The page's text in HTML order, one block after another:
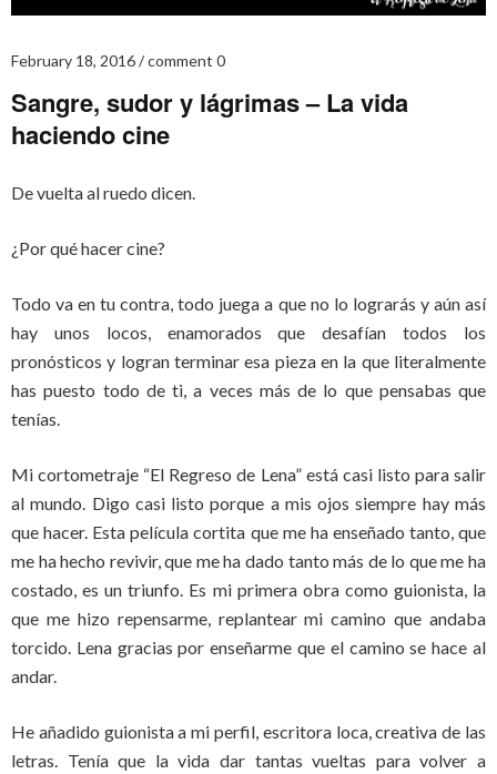
February 18, 2016 comment 0
Sangre, sudor y lágrimas – La vida
haciendo cine
De vuelta al ruedo dicen.
¿Por qué hacer cine?
Todo va en tu contra, todo juega a que no lo lograrás y aún así
hay unos locos, enamorados que desafían todos los
pronósticos y logran terminar esa pieza en la que literalmente
has puesto todo de ti, a veces más de lo que pensabas que
tenías.
Mi cortometraje “El Regreso de Lena” está casi listo para salir
al mundo. Digo casi listo porque a mis ojos siempre hay más
que hacer. Esta película cortita que me ha enseñado tanto, que
me ha hecho revivir, que me ha dado tanto más de lo que me ha
costado, es un triunfo. Es mi primera obra como guionista, la
que me hizo repensarme, replantear mi camino que andaba
torcido. Lena gracias por enseñarme que el camino se hace al
andar.
He añadido guionista a mi perfil, escritora loca, creativa de las
letras. Tenía que la vida dar tantas vueltas para volver a